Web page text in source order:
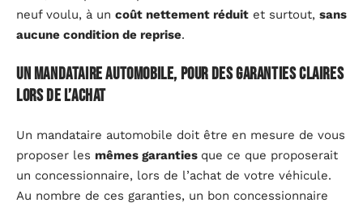
neuf voulu, à un coût nettement réduit et surtout, sans
aucune condition de reprise.
Un mandataire automobile, pour des garanties claires
lors de l’achat
Un mandataire automobile doit être en mesure de vous
proposer les mêmes garanties que ce que proposerait
un concessionnaire, lors de l’achat de votre véhicule.
Au nombre de ces garanties, un bon concessionnaire